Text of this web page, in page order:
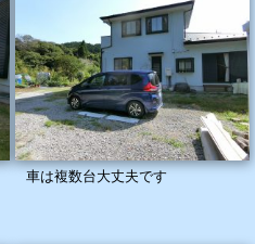
車は複数台大丈夫です